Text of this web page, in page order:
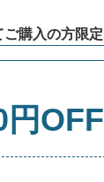
購入の方限定
OFF